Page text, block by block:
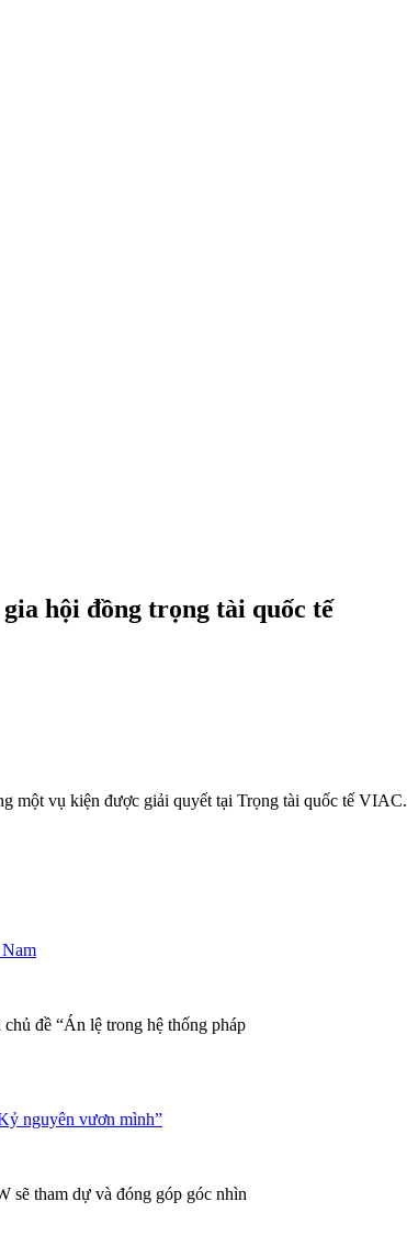
hội đồng trọng tài quốc tế
một vụ kiện được giải quyết tại Trọng tài quốc tế VIAC.
đề “Án lệ trong hệ thống pháp
nguyên vươn mình”
sẽ tham dự và đóng góp góc nhìn